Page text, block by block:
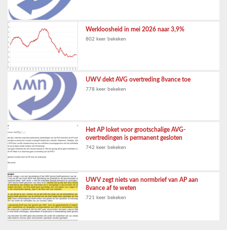
Werkloosheid in mei 2026 naar 3,9%
802 keer bekeken
UWV dekt AVG overtreding 8vance toe
778 keer bekeken
Het AP loket voor grootschalige AVG-
overtredingen is permanent gesloten
742 keer bekeken
UWV zegt niets van normbrief van AP aan
8vance af te weten
721 keer bekeken